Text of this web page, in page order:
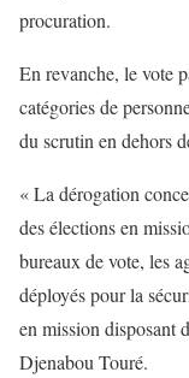
procuration.
En revanche, le vote
catégories de
du scrutin en dehors
« La dérogation
des élections en
bureaux de vote, les
déployés pour la
en mission disposant
Djenabou Touré.